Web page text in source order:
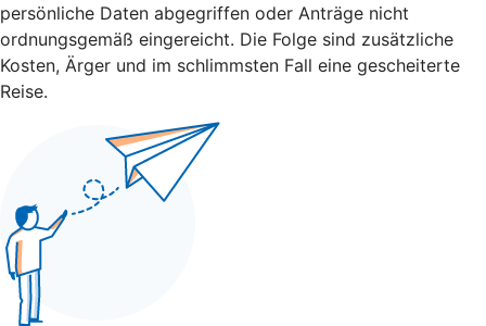
persönliche Daten abgegriffen oder Anträge nicht
ordnungsgemäß eingereicht. Die Folge sind zusätzliche
Kosten, Ärger und im schlimmsten Fall eine gescheiterte
Reise.